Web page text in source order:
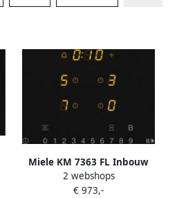
Miele KM 7363 FL Inbouw
inductiekookplaat Zwart
2 webshops
€ 973,-